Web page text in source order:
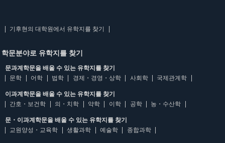
기후현의 대학원에서 유학지를 찾기
학문분야로 유학지를 찾기
문과계학문을 배울 수 있는 유학지를 찾기
문학
어학 법학 경제・경영・상학 사회학 국제관계학
이과계학문을 배울 수 있는 유학지를 찾기
간호・보건학
의・치학 약학 이학 공학 농・수산학
문・이과계학문을 배울 수 있는 유학지를 찾기
교원양성・교육학
생활과학 예술학 종합과학